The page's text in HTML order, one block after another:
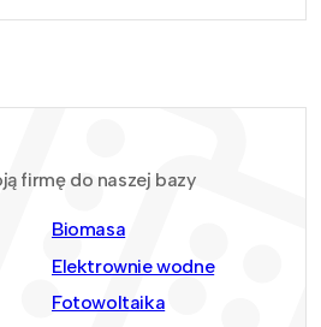
firmę do naszej bazy
Biomasa
Elektrownie wodne
Fotowoltaika